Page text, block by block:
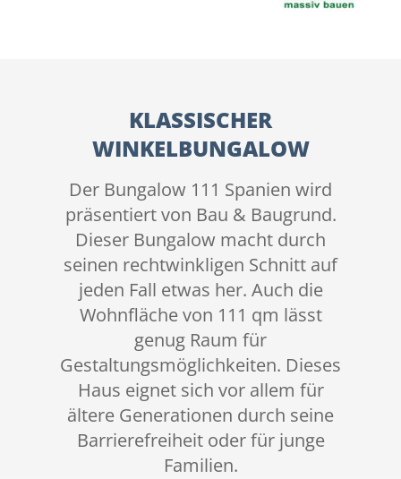
KLASSISCHER
WINKELBUNGALOW
Der Bungalow 111 Spanien wird
präsentiert von Bau & Baugrund.
Dieser Bungalow macht durch
seinen rechtwinkligen Schnitt auf
jeden Fall etwas her. Auch die
Wohnfläche von 111 qm lässt
genug Raum für
Gestaltungsmöglichkeiten. Dieses
Haus eignet sich vor allem für
ältere Generationen durch seine
Barrierefreiheit oder für junge
Familien.